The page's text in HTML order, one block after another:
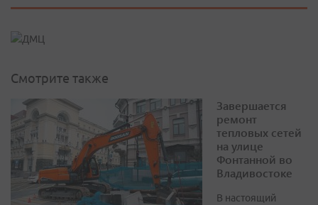
Смотрите также
Завершается
ремонт
тепловых сетей
на улице
Фонтанной во
Владивостоке
В настоящий